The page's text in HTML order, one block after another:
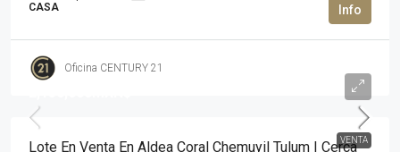
CASA
Oficina CENTURY 21
VENTA
Lote En Venta En Aldea Coral Chemuyil Tulum | Cerca